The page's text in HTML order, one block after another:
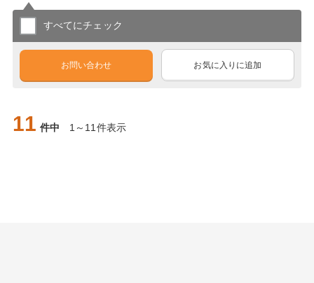
すべてにチェック
お問い合わせ お気に入りに追加
11 件中 1～11件表示